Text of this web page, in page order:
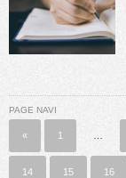
PAGE NAVI
« 1
14 15 16